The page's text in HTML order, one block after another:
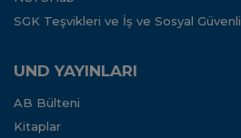
SGK Teşvikleri ve İş ve Sosyal
UND YAYINLARI
AB Bülteni
Kitaplar